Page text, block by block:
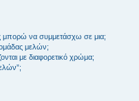
μπορώ να συμμετάσχω σε μια;
μελών;
με διαφορετικό χρώμα;